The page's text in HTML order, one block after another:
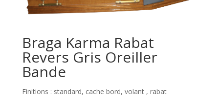
Braga Karma Rabat
Revers Gris Oreiller
Bande
Finitions : standard, cache bord, volant , rabat